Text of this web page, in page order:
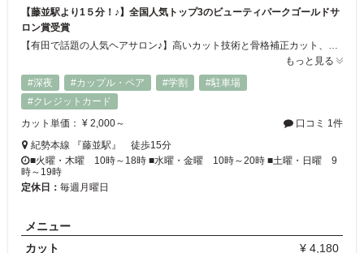
【藤並駅より1５分！♪】全国人気トップ3のビューティパークゴールドサ
ロン賞受賞
【有田で話題の人気ヘアサロン♪】高いカット技術と骨格補正カット、さらに今大注目の髪質改善トリートメントで、くせ毛や多毛の方でもまとまりのあるうるつや髪へ大変身★☆最先端の薬剤と知識を取り入れ、デジタルパーマなども髪を傷めないようにしているのが大人気‼髪のダメージを大幅に減らすことで、いつまでも美しい髪を保てます。ヘアケアにもこだわってますので家でのお手入れもバッチリできます
もっと見る
#深夜
#カップル・ペア #学割
#駐車場
#クレジットカード
カット単価： ¥ 2,000～
口コミ 1件
紀勢本線 『藤並駅』 徒歩15分
■火曜・木曜 10時～18時 ■水曜・金曜 10時～20時 ■土曜・日曜 9
時～19時
定休日： 毎週月曜日
メニュー
カット
¥ 4,180